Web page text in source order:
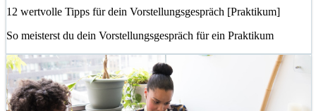
12 wertvolle Tipps für dein Vorstellungsgespräch [Praktikum]
So meisterst du dein Vorstellungsgespräch für ein Praktikum